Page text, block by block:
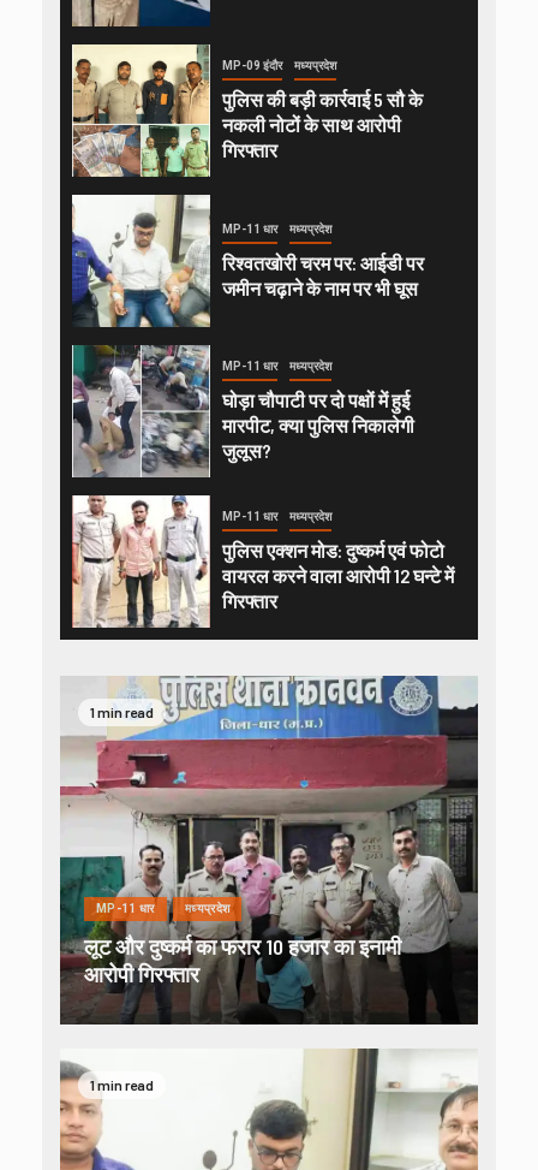
MP-09 इंदौर मध्यप्रदेश
पुलिस की बड़ी कार्रवाई 5 सौ के
नकली नोटों के साथ आरोपी
गिरफ्तार
MP-11 धार मध्यप्रदेश
रिश्वतखोरी चरम पर: आईडी पर
जमीन चढ़ाने के नाम पर भी घूस
MP-11 धार मध्यप्रदेश
घोड़ा चौपाटी पर दो पक्षों में हुई
मारपीट, क्या पुलिस निकालेगी
जुलूस?
MP-11 धार मध्यप्रदेश
पुलिस एक्शन मोड: दुष्कर्म एवं फोटो
वायरल करने वाला आरोपी 12 घन्टे में
गिरफ्तार
1 min read
MP-11 धार मध्यप्रदेश
लूट और दुष्कर्म का फरार 10 हजार का इनामी
आरोपी गिरफ्तार
1 min read